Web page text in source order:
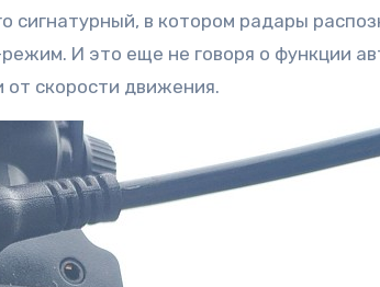
сигнатурный, в котором радары
И это еще не говоря о функции
скорости движения.